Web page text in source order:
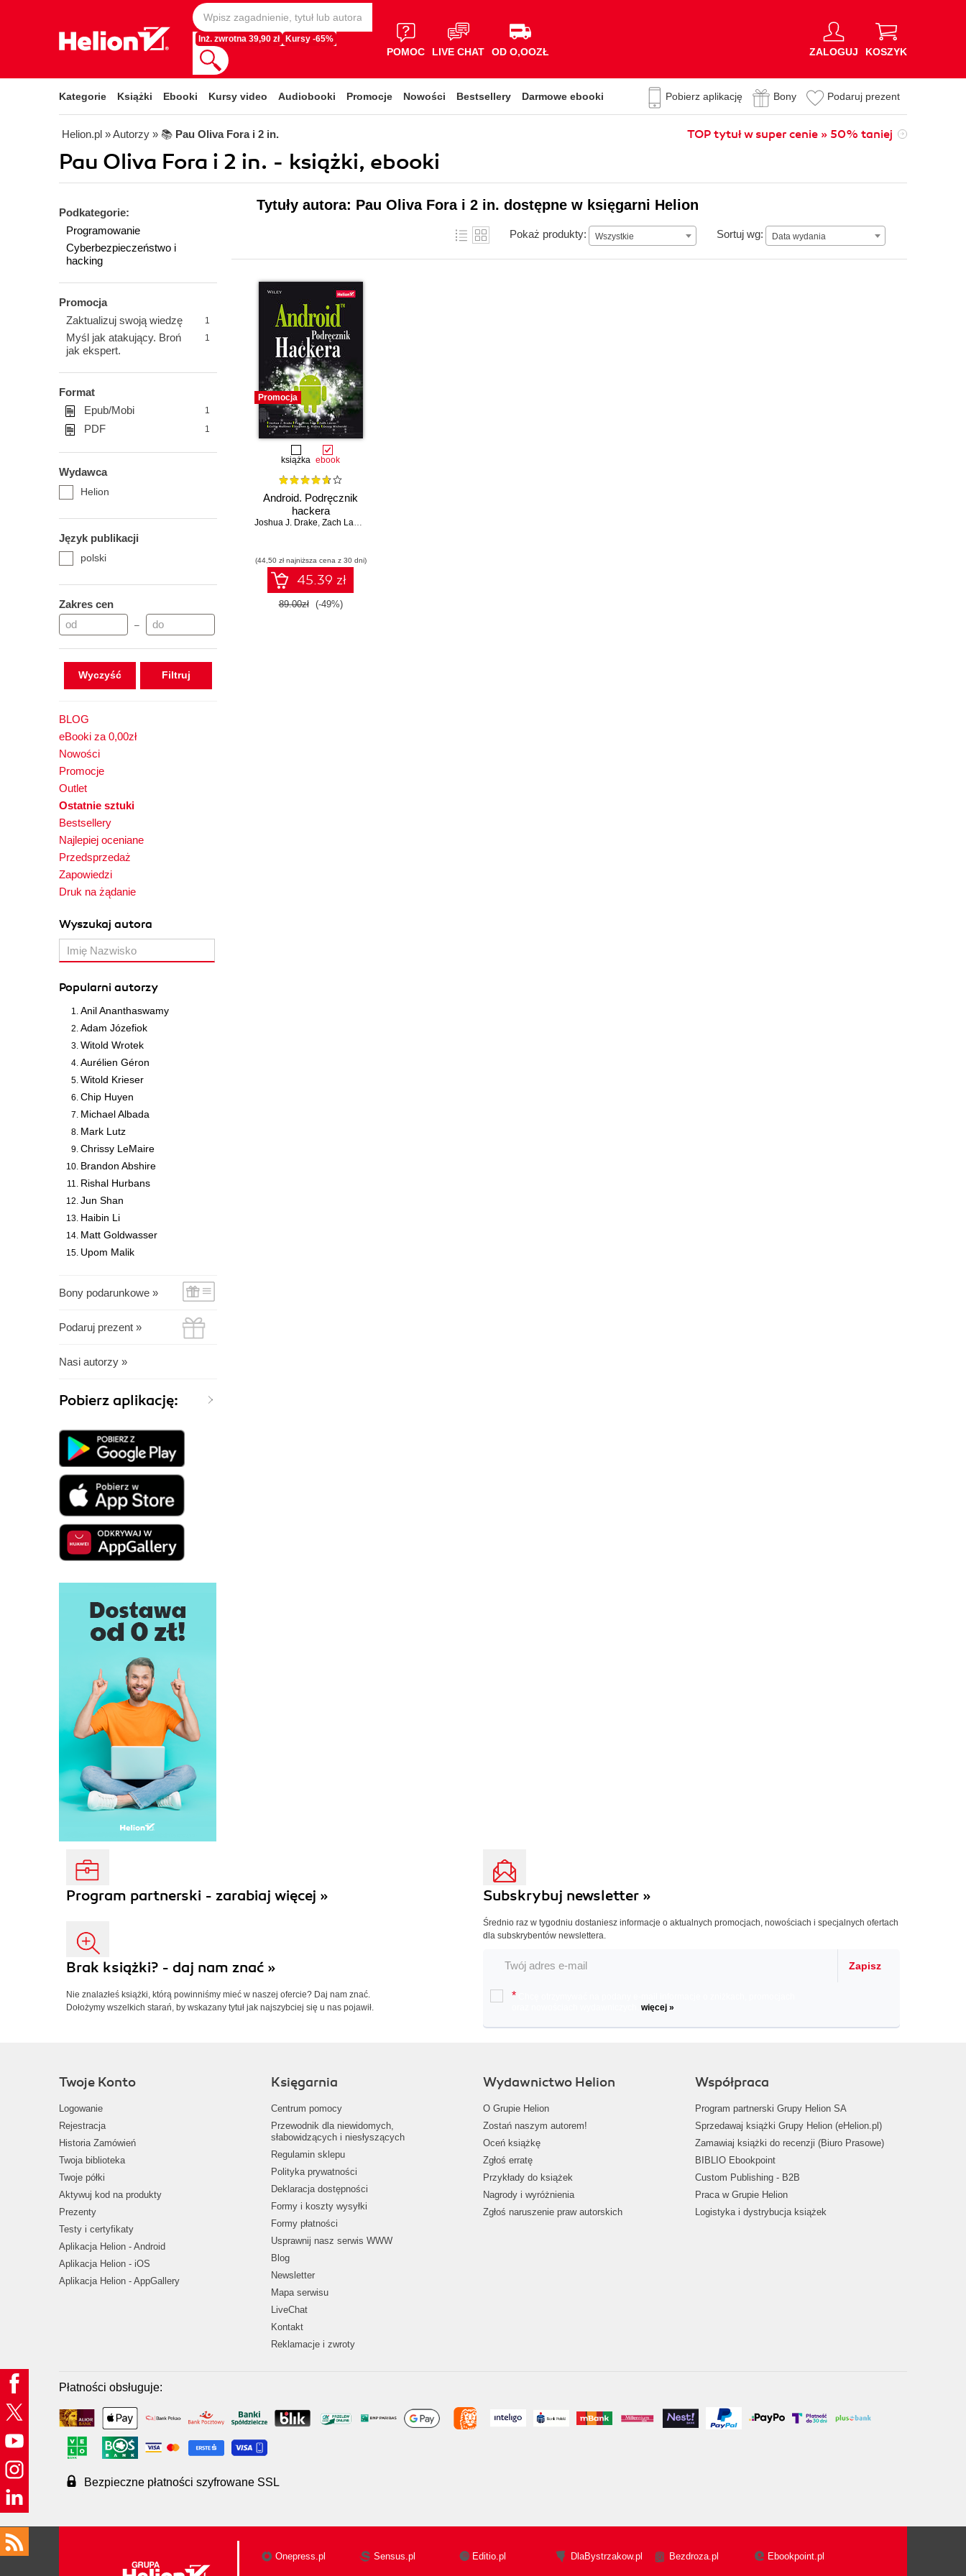
Inż. zwrotna 39,90 zł Kursy -65%
POMOC LIVE CHAT OD O,OOZŁ ZALOGUJ KOSZYK
Kategorie Książki Ebooki Kursy video Audiobooki Promocje Nowości Bestsellery Darmowe ebooki Pobierz aplikację Bony Podaruj prezent
Helion.pl » Autorzy » 📚 Pau Oliva Fora i 2 in. TOP tytuł w super cenie » 50% taniej
Pau Oliva Fora i 2 in. - książki, ebooki
Podkategorie:
Programowanie
Cyberbezpieczeństwo i
hacking
Promocja
Zaktualizuj swoją wiedzę
1
Myśl jak atakujący. Broń
jak ekspert.
1
Format
Epub/Mobi
1
PDF 1
Wydawca
Helion
Język publikacji
polski
Zakres cen
–
Wyczyść
BLOG
eBooki za 0,00zł
Nowości
Promocje
Outlet
Ostatnie sztuki
Bestsellery
Najlepiej oceniane
Przedsprzedaż
Zapowiedzi
Druk na żądanie
Wyszukaj autora
Popularni autorzy
Anil Ananthaswamy
Adam Józefiok
Witold Wrotek
Aurélien Géron
Witold Krieser
Chip Huyen
Michael Albada
Mark Lutz
Chrissy LeMaire
Brandon Abshire
Rishal Hurbans
Jun Shan
Haibin Li
Matt Goldwasser
Upom Malik
Bony podarunkowe »
Podaruj prezent »
Nasi autorzy »
Pobierz aplikację:
Tytuły autora: Pau Oliva Fora i 2 in. dostępne w księgarni Helion
Pokaż produkty: Wszystkie Sortuj wg: Data wydania
Data wydania
Promocja
książka ebook
Android. Podręcznik
hackera
Joshua J. Drake, Zach Lanier
(44,50 zł najniższa cena z 30 dni)
45.39 zł
89.00zł (-49%)
Program partnerski - zarabiaj więcej »
Brak książki? - daj nam znać »
Nie znalazłeś książki, którą powinniśmy mieć w naszej ofercie? Daj nam znać.
Dołożymy wszelkich starań, by wskazany tytuł jak najszybciej się u nas pojawił.
Subskrybuj newsletter »
Średnio raz w tygodniu dostaniesz informacje o aktualnych promocjach, nowościach i specjalnych ofertach
dla subskrybentów newslettera.
Zapisz
*
więcej »
Twoje Konto
Logowanie
Rejestracja
Historia Zamówień
Twoja biblioteka
Twoje półki
Aktywuj kod na produkty
Prezenty
Testy i certyfikaty
Aplikacja Helion - Android
Aplikacja Helion - iOS
Aplikacja Helion - AppGallery
Księgarnia
Centrum pomocy
Przewodnik dla niewidomych,
słabowidzących i niesłyszących
Regulamin sklepu
Polityka prywatności
Deklaracja dostępności
Formy i koszty wysyłki
Formy płatności
Usprawnij nasz serwis WWW
Blog
Newsletter
Mapa serwisu
LiveChat
Kontakt
Reklamacje i zwroty
Wydawnictwo Helion
O Grupie Helion
Zostań naszym autorem!
Oceń książkę
Zgłoś erratę
Przykłady do książek
Nagrody i wyróżnienia
Zgłoś naruszenie praw autorskich
Współpraca
Program partnerski Grupy Helion SA
Sprzedawaj książki Grupy Helion (eHelion.pl)
Zamawiaj książki do recenzji (Biuro Prasowe)
BIBLIO Ebookpoint
Custom Publishing - B2B
Praca w Grupie Helion
Logistyka i dystrybucja książek
Płatności obsługuje:
Bezpieczne płatności szyfrowane SSL
Onepress.pl Sensus.pl Editio.pl DlaBystrzakow.pl Bezdroza.pl Ebookpoint.pl